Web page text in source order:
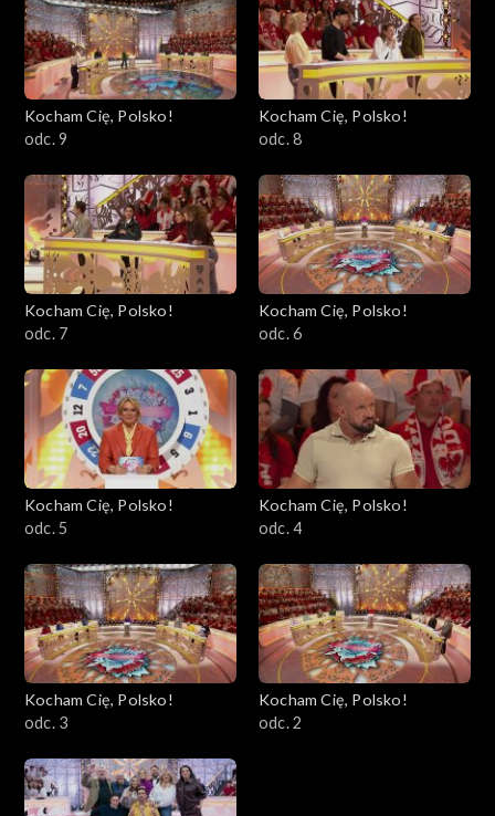
Kocham Cię, Polsko!
odc. 9
Kocham Cię, Polsko!
odc. 8
Kocham Cię, Polsko!
odc. 7
Kocham Cię, Polsko!
odc. 6
Kocham Cię, Polsko!
odc. 5
Kocham Cię, Polsko!
odc. 4
Kocham Cię, Polsko!
odc. 3
Kocham Cię, Polsko!
odc. 2